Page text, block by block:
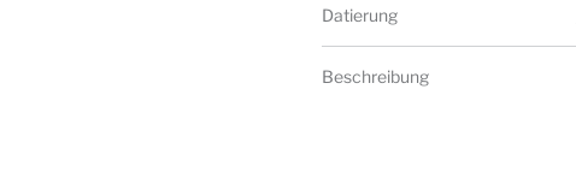
Datierung
Beschreibung